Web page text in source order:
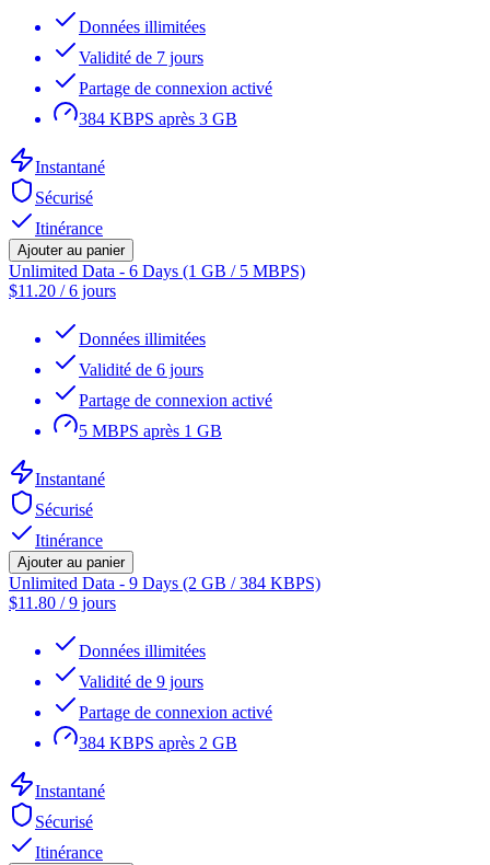
Données illimitées
Validité de 7 jours
Partage de connexion activé
384 KBPS après 3 GB
Instantané
Sécurisé
Itinérance
Ajouter au panier
Unlimited Data - 6 Days (1 GB / 5 MBPS)
$11.20 /6 jours
Données illimitées
Validité de 6 jours
Partage de connexion activé
5 MBPS après 1 GB
Instantané
Sécurisé
Itinérance
Ajouter au panier
Unlimited Data - 9 Days (2 GB / 384 KBPS)
$11.80 /9 jours
Données illimitées
Validité de 9 jours
Partage de connexion activé
384 KBPS après 2 GB
Instantané
Sécurisé
Itinérance